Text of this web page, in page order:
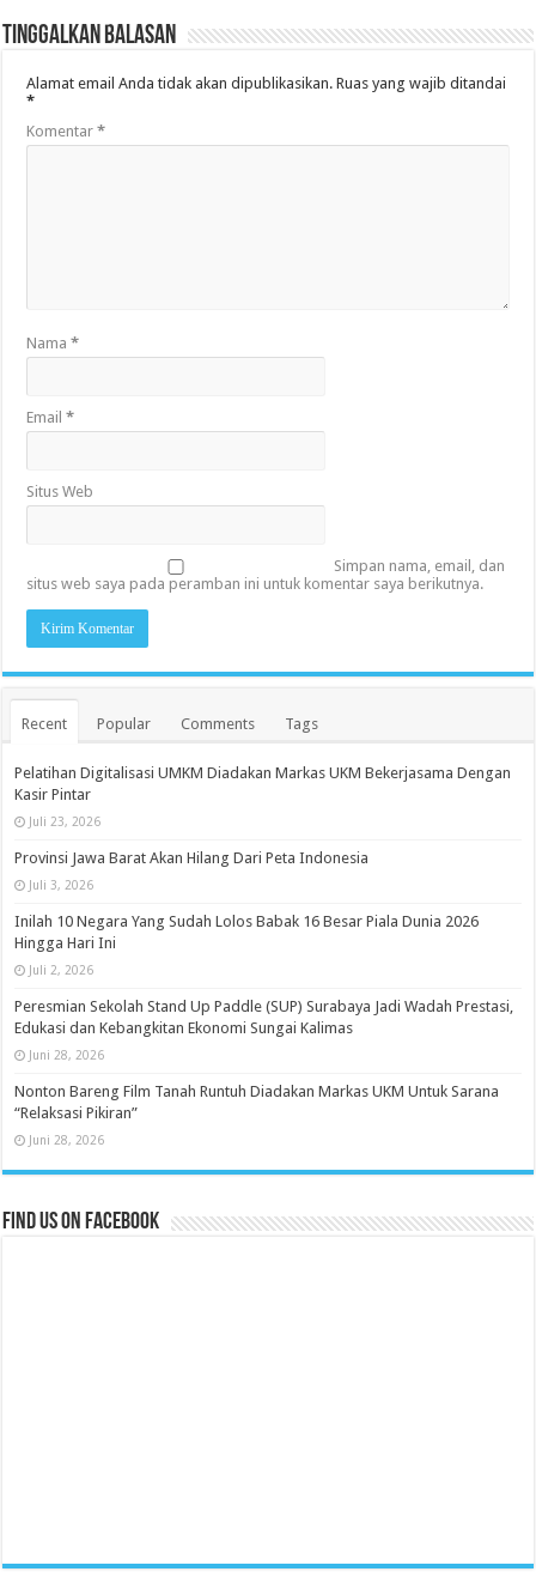
Tinggalkan Balasan
Alamat email Anda tidak akan dipublikasikan. Ruas yang wajib ditandai
*
Komentar*
Nama*
Email*
Situs Web
Simpan nama, email, dan
situs web saya pada peramban ini untuk komentar saya berikutnya.
Recent Popular Comments Tags
Pelatihan Digitalisasi UMKM Diadakan Markas UKM Bekerjasama Dengan
Kasir Pintar
Juli 23, 2026
Provinsi Jawa Barat Akan Hilang Dari Peta Indonesia
Juli 3, 2026
Inilah 10 Negara Yang Sudah Lolos Babak 16 Besar Piala Dunia 2026
Hingga Hari Ini
Juli 2, 2026
Peresmian Sekolah Stand Up Paddle (SUP) Surabaya Jadi Wadah Prestasi,
Edukasi dan Kebangkitan Ekonomi Sungai Kalimas
Juni 28, 2026
Nonton Bareng Film Tanah Runtuh Diadakan Markas UKM Untuk Sarana
“Relaksasi Pikiran”
Juni 28, 2026
Find us on Facebook